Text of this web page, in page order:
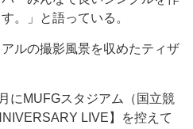
。」と語っている。
ルの撮影風景を収めたティザ
にMUFGスタジアム（国立競
LIVE】を控えて